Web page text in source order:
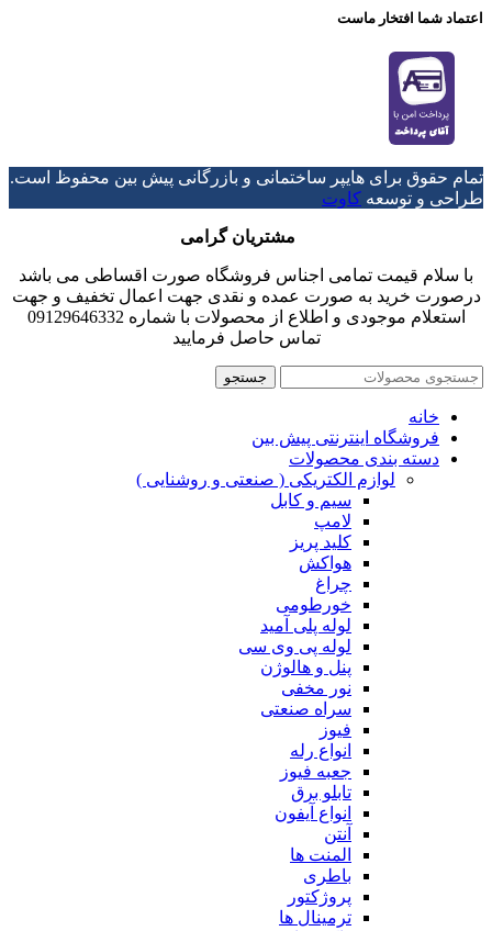
اعتماد شما افتخار ماست
تمام حقوق برای هایپر ساختمانی و بازرگانی پیش بین محفوظ است.
طراحی و توسعه کاوت
مشتریان گرامی
با سلام قیمت تمامی اجناس فروشگاه صورت اقساطی می باشد
درصورت خرید به صورت عمده و نقدی جهت اعمال تخفیف و جهت
استعلام موجودی و اطلاع از محصولات با شماره 09129646332
تماس حاصل فرمایید
جستجو
خانه
فروشگاه اینترنتی پیش بین
دسته بندی محصولات
لوازم الکتریکی ( صنعتی و روشنایی )
سیم و کابل
لامپ
کلید پریز
هواکش
چراغ
خورطومی
لوله پلی آمید
لوله پی وی سی
پنل و هالوژن
نور مخفی
سراه صنعتی
فیوز
انواع رله
جعبه فیوز
تابلو برق
انواع آیفون
آنتن
المنت ها
باطری
پروژکتور
ترمینال ها